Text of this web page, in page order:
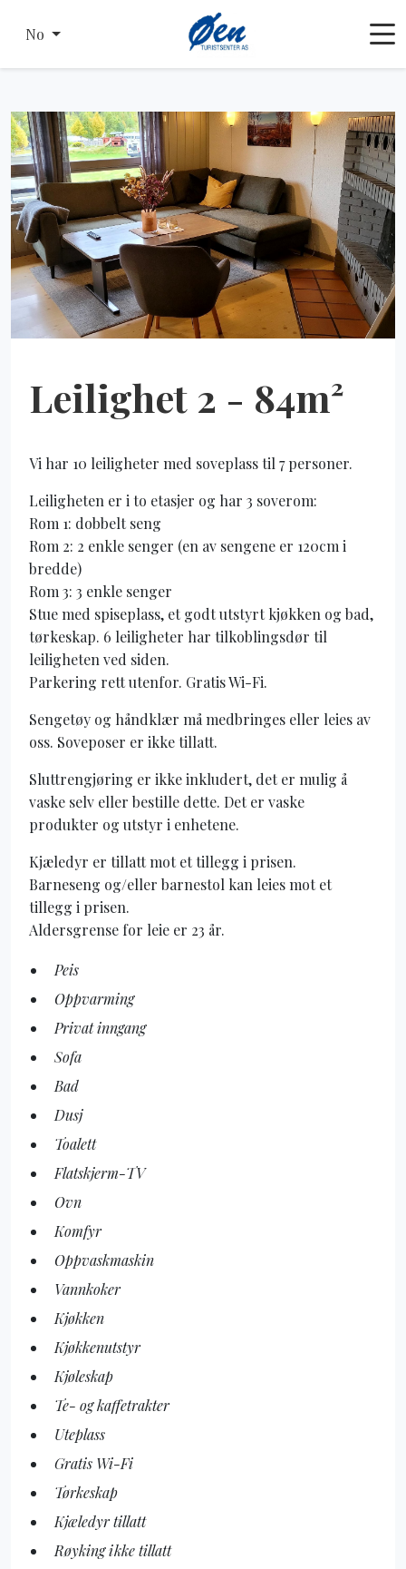
No
Leilighet 2 - 84m²
Vi har 10 leiligheter med soveplass til 7 personer.
Leiligheten er i to etasjer og har 3 soverom:
Rom 1: dobbelt seng
Rom 2: 2 enkle senger (en av sengene er 120cm i
bredde)
Rom 3: 3 enkle senger
Stue med spiseplass, et godt utstyrt kjøkken og bad,
tørkeskap. 6 leiligheter har tilkoblingsdør til
leiligheten ved siden.
Parkering rett utenfor. Gratis Wi-Fi.
Sengetøy og håndklær må medbringes eller leies av
oss. Soveposer er ikke tillatt.
Sluttrengjøring er ikke inkludert, det er mulig å
vaske selv eller bestille dette. Det er vaske
produkter og utstyr i enhetene.
Kjæledyr er tillatt mot et tillegg i prisen.
Barneseng og/eller barnestol kan leies mot et
tillegg i prisen.
Aldersgrense for leie er 23 år.
Peis
Oppvarming
Privat inngang
Sofa
Bad
Dusj
Toalett
Flatskjerm-TV
Ovn
Komfyr
Oppvaskmaskin
Vannkoker
Kjøkken
Kjøkkenutstyr
Kjøleskap
Te- og kaffetrakter
Uteplass
Gratis Wi-Fi
Tørkeskap
Kjæledyr tillatt
Røyking ikke tillatt